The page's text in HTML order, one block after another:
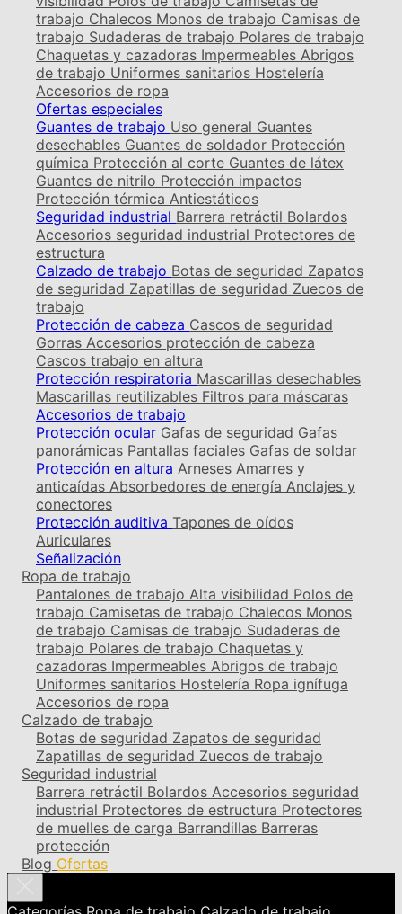
trabajo Chalecos Monos de trabajo Camisas de
trabajo Sudaderas de trabajo Polares de trabajo
Chaquetas y cazadoras Impermeables Abrigos
de trabajo Uniformes sanitarios Hostelería
Accesorios de ropa
Ofertas especiales
Guantes de trabajo Uso general Guantes
desechables Guantes de soldador Protección
química Protección al corte Guantes de látex
Guantes de nitrilo Protección impactos
Protección térmica Antiestáticos
Seguridad industrial Barrera retráctil Bolardos
Accesorios seguridad industrial Protectores de
estructura
Calzado de trabajo Botas de seguridad Zapatos
de seguridad Zapatillas de seguridad Zuecos de
trabajo
Protección de cabeza Cascos de seguridad
Gorras Accesorios protección de cabeza
Cascos trabajo en altura
Protección respiratoria Mascarillas desechables
Mascarillas reutilizables Filtros para máscaras
Accesorios de trabajo
Protección ocular Gafas de seguridad Gafas
panorámicas Pantallas faciales Gafas de soldar
Protección en altura Arneses Amarres y
anticaídas Absorbedores de energía Anclajes y
conectores
Protección auditiva Tapones de oídos
Auriculares
Señalización
Ropa de trabajo
Pantalones de trabajo Alta visibilidad Polos de
trabajo Camisetas de trabajo Chalecos Monos
de trabajo Camisas de trabajo Sudaderas de
trabajo Polares de trabajo Chaquetas y
cazadoras Impermeables Abrigos de trabajo
Uniformes sanitarios Hostelería Ropa ignífuga
Accesorios de ropa
Calzado de trabajo
Botas de seguridad Zapatos de seguridad
Zapatillas de seguridad Zuecos de trabajo
Seguridad industrial
Barrera retráctil Bolardos Accesorios seguridad
industrial Protectores de estructura Protectores
de muelles de carga Barrandillas Barreras
protección
Blog Ofertas